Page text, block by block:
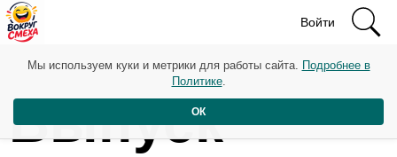
Войти
Выпуск
Мы используем куки и метрики для работы сайта. Подробнее в
Политике.
ОК